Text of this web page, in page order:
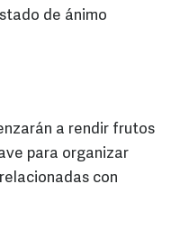
de ánimo
a rendir frutos
para organizar
con